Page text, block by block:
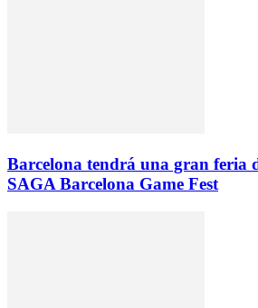
Barcelona tendrá una gran feria
SAGA Barcelona Game Fest